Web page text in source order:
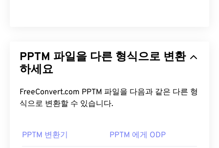
PPTM 파일을 다른 형식으로 변환
하세요
FreeConvert.com PPTM 파일을 다음과 같은 다른 형
식으로 변환할 수 있습니다.
PPTM 변환기 PPTM 에게 ODP